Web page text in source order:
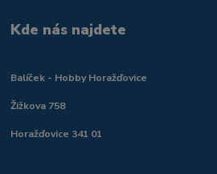
Kde nás najdete
Balíček - Hobby Horažďovice
Žižkova 758
Horažďovice 341 01